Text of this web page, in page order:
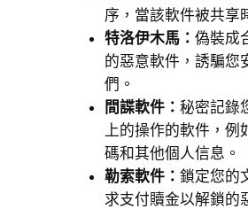
序，當該軟件被共享
特洛伊木馬： 偽裝成
的惡意軟件，誘騙您
們。
間諜軟件： 秘密記錄
上的操作的軟件，例
碼和其他個人信息。
勒索軟件： 鎖定您的
求支付贖金以解鎖的